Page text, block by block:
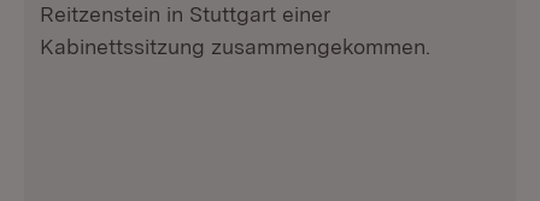
Reitzenstein in Stuttgart einer
Kabinettssitzung zusammengekommen.